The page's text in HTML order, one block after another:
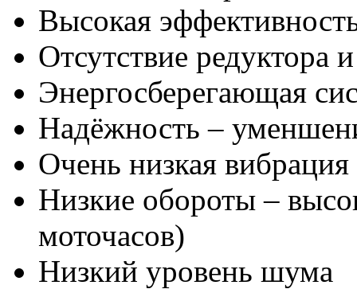
Высокая
Отсутствие редуктора
Энергосберегающая
Надёжность –
Очень низкая вибрация
Низкие обороты –
моточасов)
Низкий уровень шума